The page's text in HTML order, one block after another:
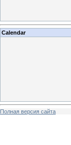
Calendar
Полная версия сайта